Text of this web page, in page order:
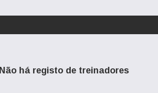
Não há registo de treinadores